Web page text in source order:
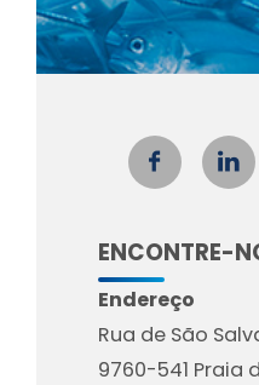
ENCONTRE-
Endereço
Rua de São
9760-541 Praia